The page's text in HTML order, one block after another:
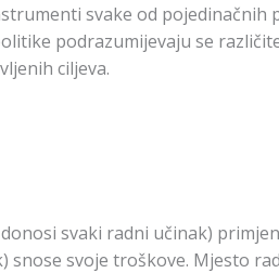
svake od pojedinačnih
podrazumijevaju se
ciljeva.
svaki radni učinak)
snose svoje troškove. Mjesto